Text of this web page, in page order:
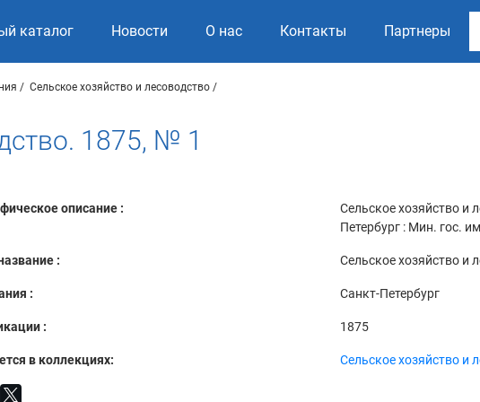
каталог Новости О нас Контакты Партнеры
Сельское хозяйство и лесоводство
1875, № 1
описание :
Сельское хозяйство и
Петербург : Мин. гос.
: Сельское хозяйство и
: Санкт-Петербург
: 1875
в коллекциях: Сельское хозяйство и